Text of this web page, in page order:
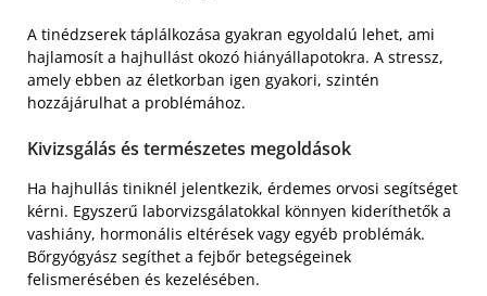
A tinédzserek táplálkozása gyakran egyoldalú lehet, ami
hajlamosít a hajhullást okozó hiányállapotokra. A stressz,
amely ebben az életkorban igen gyakori, szintén
hozzájárulhat a problémához.
Kivizsgálás és természetes megoldások
Ha hajhullás tiniknél jelentkezik, érdemes orvosi segítséget
kérni. Egyszerű laborvizsgálatokkal könnyen kideríthetők a
vashiány, hormonális eltérések vagy egyéb problémák.
Bőrgyógyász segíthet a fejbőr betegségeinek
felismerésében és kezelésében.